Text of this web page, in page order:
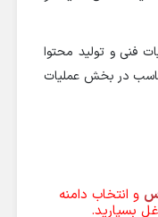
فنی و تولید محتوا
در بخش عملیات
و انتخاب دامنه
بسپارید.